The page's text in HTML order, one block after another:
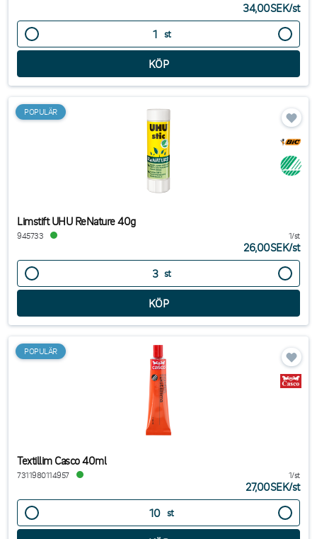
: Fungerar på nästan alla material och är perfekt för
att laga och reparera föremål. Torkar transparent och är enkel att
använda, ett bra val för hemmet och kontoret.
: Enkelt att applicera och ger en ren och snygg yta.
Fungerar bra för papper och kartong, lätt att tvätta bort om det
Limtejp: Perfekt för att fästa och reparera papper, kort och andra
material. Enkel att använda och ger en stark och hållbar
: Idealiskt för mer krävande applikationer, fäster material
som trä, metall och plast. Ger en mycket stark bindning.
34,00SEK/st
st
POPULÄR
Limstift UHU ReNature 40g
945733 1/st
26,00SEK/st
st
POPULÄR
Textillim Casco 40ml
7311980114957 1/st
27,00SEK/st
st